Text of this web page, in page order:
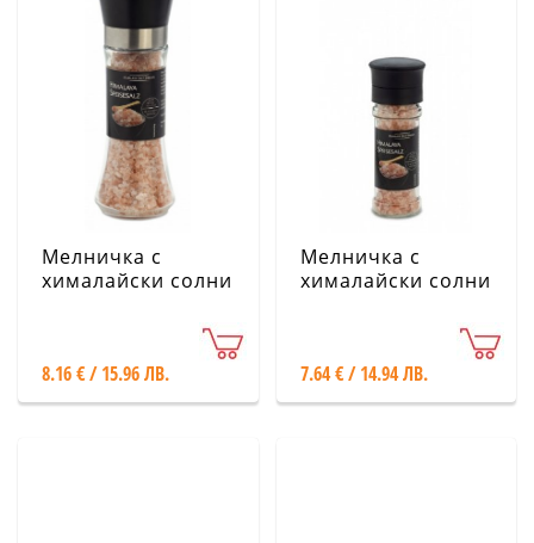
Мелничка с
хималайски солни
Стъклена, 180 g
8.16 € / 15.96 ЛВ.
Мелничка с
хималайски солни
Стъклена, 110 g
7.64 € / 14.94 ЛВ.